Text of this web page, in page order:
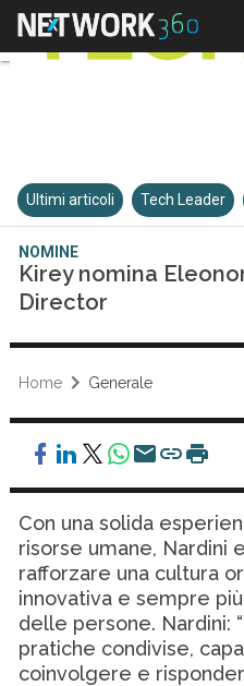
Ultimi articoli Tech Leader
NOMINE
Kirey nomina
Director
Home Generale
Con una solida
risorse umane, Nardini
rafforzare una cultura
innovativa e sempre
delle persone. Nardini:
pratiche condivise,
coinvolgere e